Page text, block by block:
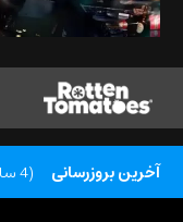
آخرین بروزرسانی (4 ساعت پیش) اپیزود جدید اضافه شد.